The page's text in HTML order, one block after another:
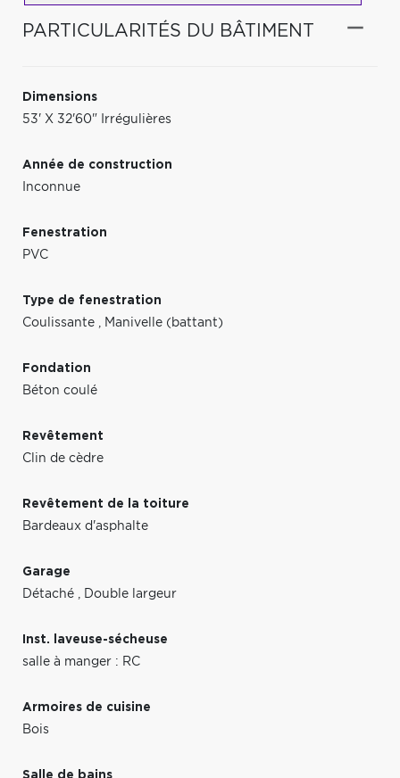
PARTICULARITÉS DU BÂTIMENT
Dimensions
53' X 32'60" Irrégulières
Année de construction
Inconnue
Fenestration
PVC
Type de fenestration
Coulissante , Manivelle (battant)
Fondation
Béton coulé
Revêtement
Clin de cèdre
Revêtement de la toiture
Bardeaux d'asphalte
Garage
Détaché , Double largeur
Inst. laveuse-sécheuse
salle à manger : RC
Armoires de cuisine
Bois
Salle de bains